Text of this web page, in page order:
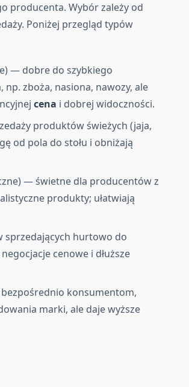
producenta. Wybór zależy od
Poniżej przegląd typów
— dobre do szybkiego
zboża, nasiona, nawozy, ale
cena i dobrej widoczności.
produktów świeżych (jaja,
od pola do stołu i obniżają
— świetne dla producentów z
produkty; ułatwiają
hurtowo do
cenowe i dłuższe
konsumentom,
marki, ale daje wyższe